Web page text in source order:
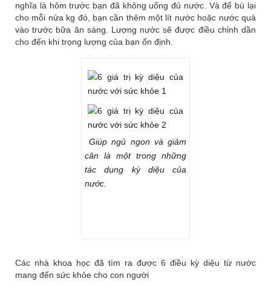
nghĩa là hôm trước bạn đã không uống đủ nước. Và để bù lại
cho mỗi nửa kg đó, bạn cần thêm một lít nước hoặc nước quả
vào trước bữa ăn sáng. Lượng nước sẽ được điều chỉnh dần
cho đến khi trọng lượng của bạn ổn định.
Giúp ngủ ngon và giảm
cân là một trong những
tác dụng kỳ diệu của
nước.
Các nhà khoa học đã tìm ra được 6 điều kỳ diệu từ nước
mang đến sức khỏe cho con người